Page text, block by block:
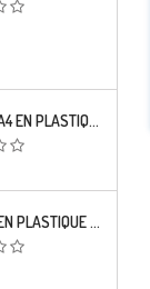
POCHOIR A4 EN PLASTIQUE MYLAR ALPHABET ARABE 25 MM
POCHOIR EN PLASTIQUE MYLAR FORMAT A4 (21*29.7CM) ALPHABET GERMANICA LETTRES MINUSCULES